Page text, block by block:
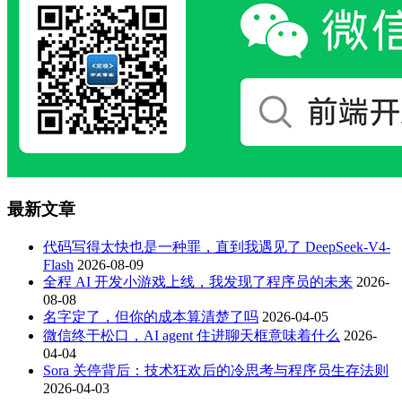
最新文章
代码写得太快也是一种罪，直到我遇见了 DeepSeek-V4-
Flash 2026-08-09
全程 AI 开发小游戏上线，我发现了程序员的未来 2026-
08-08
名字定了，但你的成本算清楚了吗 2026-04-05
微信终于松口，AI agent 住进聊天框意味着什么 2026-
04-04
Sora 关停背后：技术狂欢后的冷思考与程序员生存法则
2026-04-03